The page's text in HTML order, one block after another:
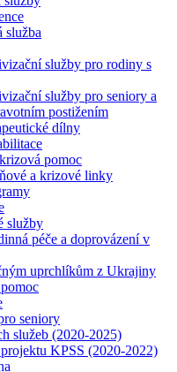
služba
služby pro rodiny s
služby pro seniory a
postižením
dílny
pomoc
a krizové linky
služby
péče a doprovázení v
uprchlíkům z Ukrajiny
seniory
služeb (2020-2025)
KPSS (2020-2022)